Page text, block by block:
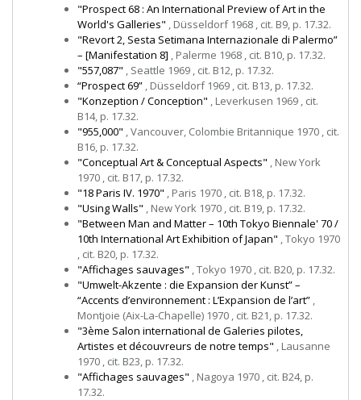
"Prospect 68 : An International Preview of Art in the
World's Galleries" , Düsseldorf 1968 , cit. B9, p. 17.32.
"Revort 2, Sesta Setimana Internazionale di Palermo”
– [Manifestation 8] , Palerme 1968 , cit. B10, p. 17.32.
"557,087" , Seattle 1969 , cit. B12, p. 17.32.
“Prospect 69” , Düsseldorf 1969 , cit. B13, p. 17.32.
"Konzeption / Conception" , Leverkusen 1969 , cit.
B14, p. 17.32.
"955,000" , Vancouver, Colombie Britannique 1970 , cit.
B16, p. 17.32.
"Conceptual Art & Conceptual Aspects" , New York
1970 , cit. B17, p. 17.32.
"18 Paris IV. 1970" , Paris 1970 , cit. B18, p. 17.32.
"Using Walls" , New York 1970 , cit. B19, p. 17.32.
"Between Man and Matter – 10th Tokyo Biennale' 70 /
10th International Art Exhibition of Japan" , Tokyo 1970
, cit. B20, p. 17.32.
"Affichages sauvages" , Tokyo 1970 , cit. B20, p. 17.32.
"Umwelt-Akzente : die Expansion der Kunst” –
“Accents d’environnement : L’Expansion de l’art” ,
Montjoie (Aix-La-Chapelle) 1970 , cit. B21, p. 17.32.
"3ème Salon international de Galeries pilotes,
Artistes et découvreurs de notre temps" , Lausanne
1970 , cit. B23, p. 17.32.
"Affichages sauvages" , Nagoya 1970 , cit. B24, p.
17.32.